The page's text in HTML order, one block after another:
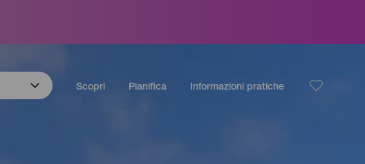
Scopri Pianifica Informazioni pratiche